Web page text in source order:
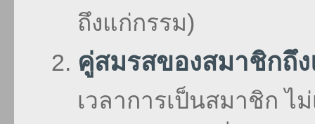
ถึงแก่กรรม)
คู่สมรสของสมาชิกถึ
เวลาการเป็นสมาชิก ไ